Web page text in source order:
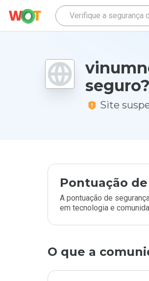
seguro?
Site
Pontuação
A pontuação de
em tecnologia e
O que a